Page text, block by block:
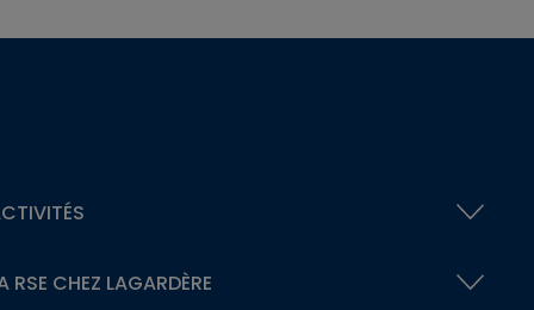
RSE CHEZ LAGARDÈRE